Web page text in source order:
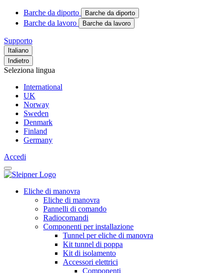
Barche da diporto Barche da diporto
Barche da lavoro Barche da lavoro
Supporto
Italiano
Indietro
Seleziona lingua
International
UK
Norway
Sweden
Denmark
Finland
Germany
Accedi
Eliche di manovra
Eliche di manovra
Pannelli di comando
Radiocomandi
Componenti per installazione
Tunnel per eliche di manovra
Kit tunnel di poppa
Kit di isolamento
Accessori elettrici
Componenti